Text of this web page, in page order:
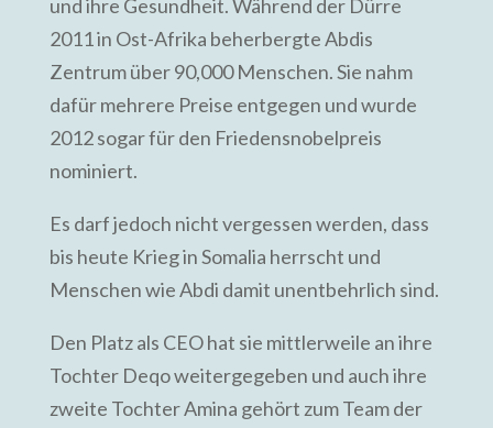
und ihre Gesundheit. Während der Dürre
2011 in Ost-Afrika beherbergte Abdis
Zentrum über 90,000 Menschen. Sie nahm
dafür mehrere Preise entgegen und wurde
2012 sogar für den Friedensnobelpreis
nominiert.
Es darf jedoch nicht vergessen werden, dass
bis heute Krieg in Somalia herrscht und
Menschen wie Abdi damit unentbehrlich sind.
Den Platz als CEO hat sie mittlerweile an ihre
Tochter Deqo weitergegeben und auch ihre
zweite Tochter Amina gehört zum Team der